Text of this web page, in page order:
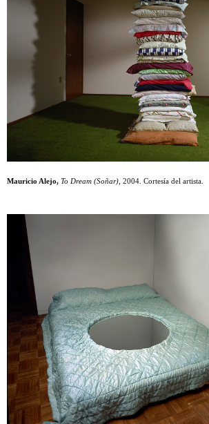
Mauricio Alejo, To Dream (Soñar) , 2004. Cortesía del artista.